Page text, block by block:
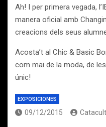
Ah! I per primera vegada,
manera oficial amb
creacions dels seus
Acosta’t al Chic & Basic
com mai de la moda, de
únic!
EXPOSICIONES
09/12/2015